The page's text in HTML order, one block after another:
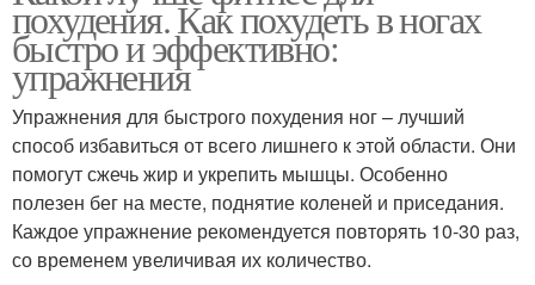
похудения. Как похудеть в ногах
быстро и эффективно:
упражнения
Упражнения для быстрого похудения ног – лучший
способ избавиться от всего лишнего к этой области. Они
помогут сжечь жир и укрепить мышцы. Особенно
полезен бег на месте, поднятие коленей и приседания.
Каждое упражнение рекомендуется повторять 10-30 раз,
со временем увеличивая их количество.